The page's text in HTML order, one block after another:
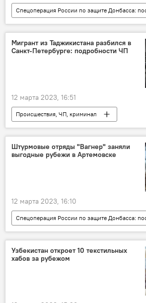
Россия
танк
Украина
Армия и вооружение
Видео
Мигрант из Таджикистана разбился в
Санкт-Петербурге: подробности ЧП
12 марта 2023, 16:51
Происшествия, ЧП, криминал
Новости мигрантов из Центральной Азии в
смерть
Россия
Санкт-Петербург
Штурмовые отряды "Вагнер" заняли
выгодные рубежи в Артемовске
12 марта 2023, 16:10
Россия
Украина
Политика
конфликт
ДНР и ЛНР
Узбекистан откроет 10 текстильных
хабов за рубежом